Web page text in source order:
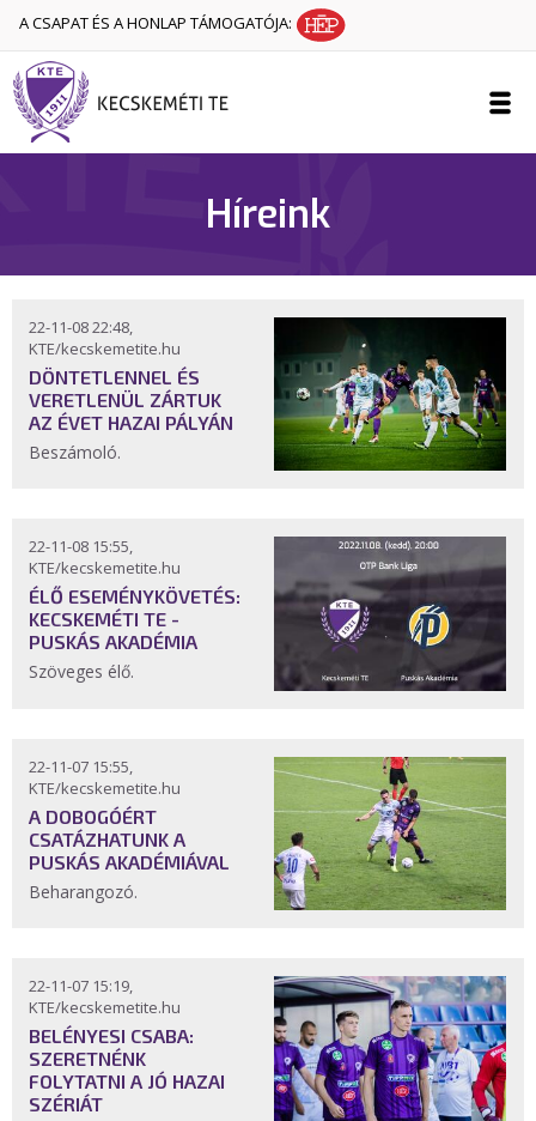
A CSAPAT ÉS A HONLAP TÁMOGATÓJA:
Híreink
22-11-08 22:48,
KTE/kecskemetite.hu
DÖNTETLENNEL ÉS
VERETLENÜL ZÁRTUK
AZ ÉVET HAZAI PÁLYÁN
Beszámoló.
22-11-08 15:55,
KTE/kecskemetite.hu
ÉLŐ ESEMÉNYKÖVETÉS:
KECSKEMÉTI TE -
PUSKÁS AKADÉMIA
Szöveges élő.
22-11-07 15:55,
KTE/kecskemetite.hu
A DOBOGÓÉRT
CSATÁZHATUNK A
PUSKÁS AKADÉMIÁVAL
Beharangozó.
22-11-07 15:19,
KTE/kecskemetite.hu
BELÉNYESI CSABA:
SZERETNÉNK
FOLYTATNI A JÓ HAZAI
SZÉRIÁT